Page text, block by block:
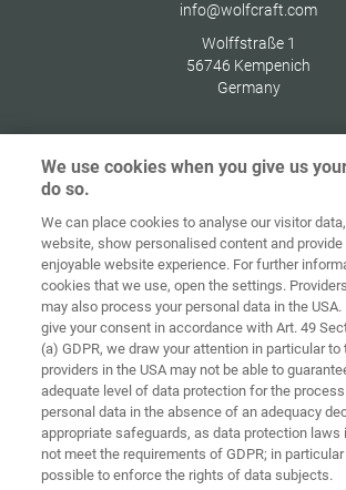
info@wolfcraft.com
Wolffstraße 1
56746 Kempenich
Germany
сторінка Контакт Вихідні
Загальні
комерційні
умови
Правила по
файлах
«cookie»
Accessibility
Statement
Налаштування
We use cookies when you give us
do so.
We can place cookies to analyse our visitor
website, show personalised content and provide
enjoyable website experience. For further
cookies that we use, open the settings.
may also process your personal data in the USA.
give your consent in accordance with Art. 49
(a) GDPR, we draw your attention in particular
providers in the USA may not be able to
adequate level of data protection for the
personal data in the absence of an adequacy
appropriate safeguards, as data protection laws
not meet the requirements of GDPR; in
possible to enforce the rights of data subjects.